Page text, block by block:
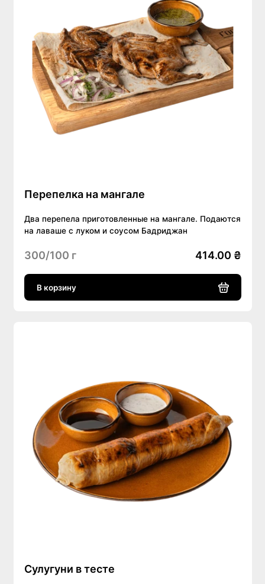
Перепелка на мангале
Два перепела приготовленные на мангале. Подаются
на лаваше с луком и соусом Бадриджан
300/100 г 414.00 ₴
В корзину
Сулугуни в тесте